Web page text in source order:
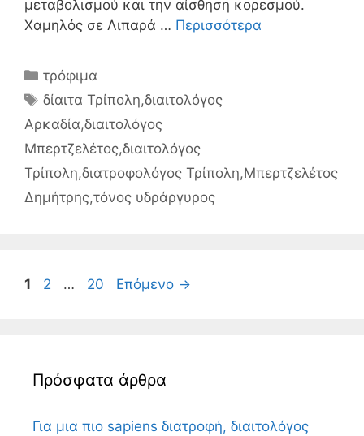
μεταβολισμού και την αίσθηση κορεσμού.
Χαμηλός σε Λιπαρά … Περισσότερα
Κατηγορίες
τρόφιμα
Ετικέτες
δίαιτα Τρίπολη,διαιτολόγος
Αρκαδία,διαιτολόγος
Μπερτζελέτος,διαιτολόγος
Τρίπολη,διατροφολόγος Τρίπολη,Μπερτζελέτος
Δημήτρης,τόνος υδράργυρος
Σελίδα
1 Σελίδα
2 … Σελίδα
20 Επόμενο →
Πρόσφατα άρθρα
Για μια πιο sapiens διατροφή, διαιτολόγος